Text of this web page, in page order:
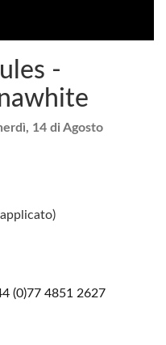
-
14 di Agosto
(0)77 4851 2627